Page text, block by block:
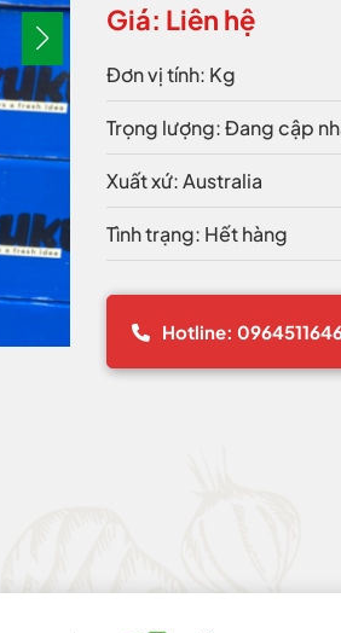
Giá: Liên hệ
Đơn vị tính: Kg
Trọng lượng: Đang cập
Xuất xứ: Australia
Tình trạng: Hết hàng
Hotline: